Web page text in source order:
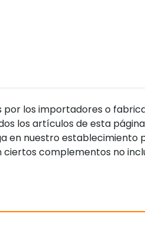
los importadores o
los artículos de esta
en nuestro establecimiento
complementos no